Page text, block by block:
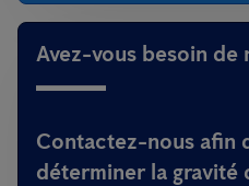
Avez-vous besoin de
Contactez-nous afin
déterminer la gravité